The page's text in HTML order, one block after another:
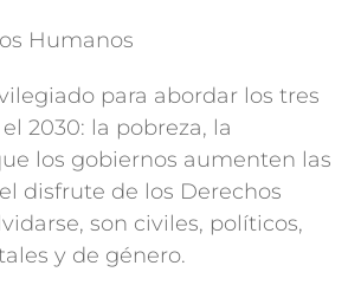
Humanos
para abordar los tres
2030: la pobreza, la
los gobiernos aumenten las
disfrute de los Derechos
son civiles, políticos,
y de género.